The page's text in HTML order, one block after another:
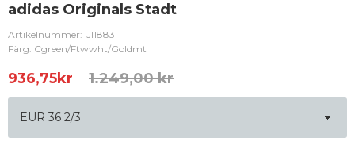
adidas Originals Stadt
Artikelnummer: JI1883
Färg: Cgreen/Ftwwht/Goldmt
936,75kr 1.249,00 kr